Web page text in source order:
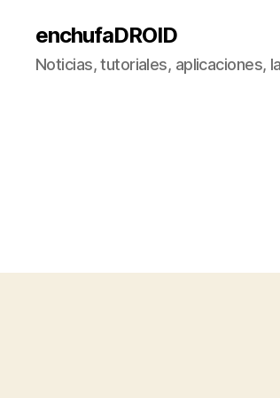
enchufaDROID
Noticias, tutoriales, aplicaciones,